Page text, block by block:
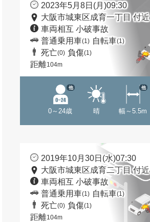
2023年5月8日(月)09:30
大阪市城東区成育一丁目 付近
車両相互 小破事故
普通乗用車(1) 自転車(1)
死亡(0) 負傷(1)
距離104m
0～24歳
他
晴 幅～5.5m
他
2019年10月30日(水)07:30
大阪市城東区成育二丁目 付近
車両相互 小破事故
普通乗用車(1) 自転車(1)
死亡(0) 負傷(1)
距離104m